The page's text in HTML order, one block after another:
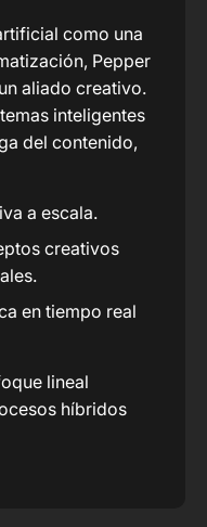
como una
Pepper
aliado creativo.
inteligentes
del contenido,
a escala.
creativos
en tiempo real
lineal
híbridos